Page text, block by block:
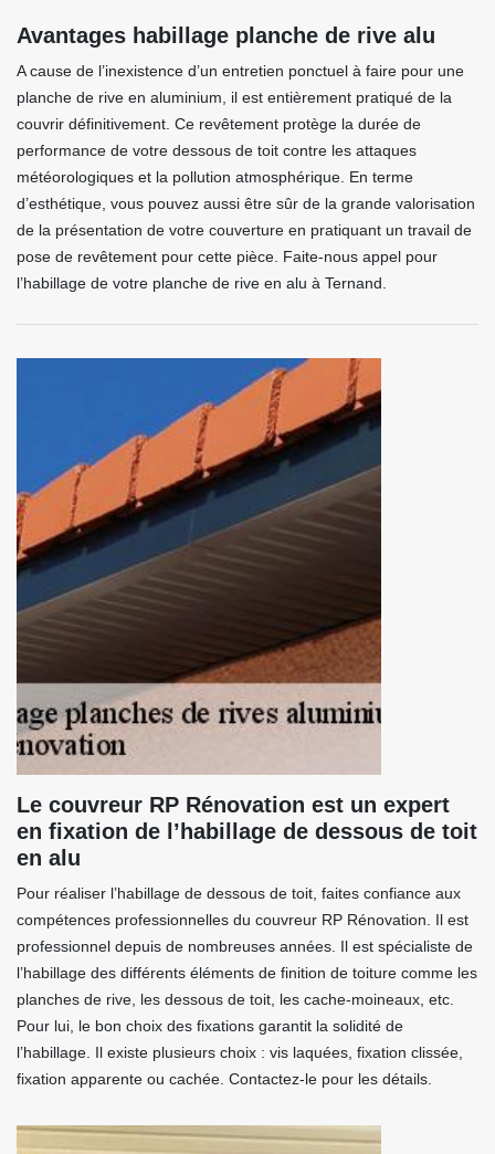
Avantages habillage planche de rive alu
A cause de l’inexistence d’un entretien ponctuel à faire pour une
planche de rive en aluminium, il est entièrement pratiqué de la
couvrir définitivement. Ce revêtement protège la durée de
performance de votre dessous de toit contre les attaques
météorologiques et la pollution atmosphérique. En terme
d’esthétique, vous pouvez aussi être sûr de la grande valorisation
de la présentation de votre couverture en pratiquant un travail de
pose de revêtement pour cette pièce. Faite-nous appel pour
l’habillage de votre planche de rive en alu à Ternand.
Le couvreur RP Rénovation est un expert
en fixation de l’habillage de dessous de toit
en alu
Pour réaliser l’habillage de dessous de toit, faites confiance aux
compétences professionnelles du couvreur RP Rénovation. Il est
professionnel depuis de nombreuses années. Il est spécialiste de
l’habillage des différents éléments de finition de toiture comme les
planches de rive, les dessous de toit, les cache-moineaux, etc.
Pour lui, le bon choix des fixations garantit la solidité de
l’habillage. Il existe plusieurs choix : vis laquées, fixation clissée,
fixation apparente ou cachée. Contactez-le pour les détails.